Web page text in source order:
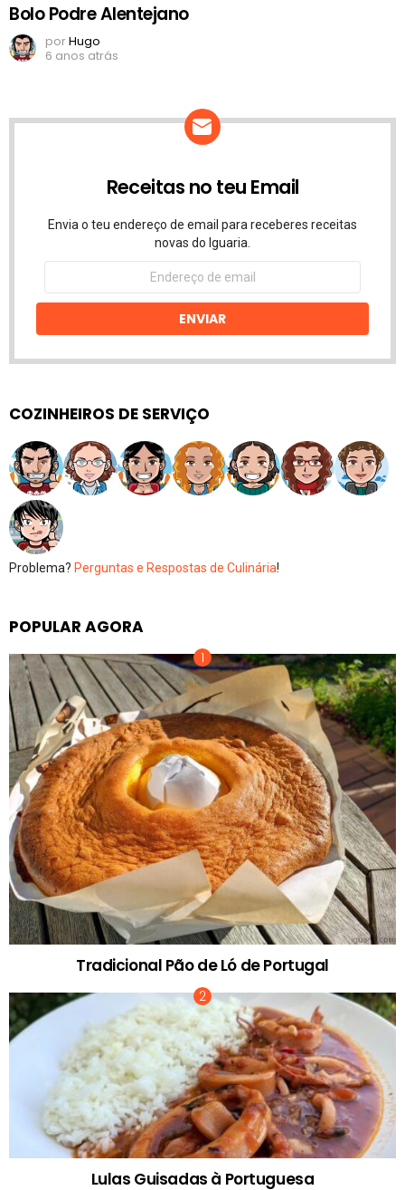
Bolo Podre Alentejano
porHugo
6 anos atrás
Receitas no teu Email
Envia o teu endereço de email para receberes receitas
novas do Iguaria.
Endereço
email
ENVIAR
COZINHEIROS DE SERVIÇO
Problema? Perguntas e Respostas de Culinária!
POPULAR AGORA
Tradicional Pão de Ló de Portugal
Lulas Guisadas à Portuguesa